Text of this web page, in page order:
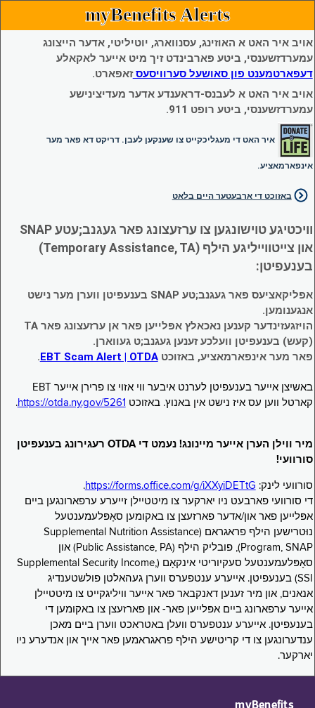
myBenefits Alerts
אויב איר האט א האוזינג, עסנווארג, יוטיליטי, אדער הייצונג
עמערדזשענסי, ביטע פארבינדט זיך מיט אייער לאקאלע
דעפארטמענט פון סאושעל סערוויסעסזאפארט.
אויב איר האט א לעבנס-דראענדע אדער מעדיצינישע
עמערדזשענסי, ביטע רופט 911.
איר האט די מעגליכקייט צו שענקען לעבן. דריקט דא פאר מער
אינפארמאציע.
באזוכט די ארבעטער היים בלאט
וויכטיגע טוישונגען צו ערזעצונג פאר געגנב;עטע SNAP
און צייטווייליגע הילף (Temporary Assistance, TA)
בענעפיטן:
אפליקאציעס פאר געגנב;טע SNAP בענעפיטן ווערן מער נישט
אנגענומען.
הויזגעזינדער קענען נאכאלץ אפּלייען פאר אן ערזעצונג פאר TA
(קעש) בענעפיטן וועלכע זענען געגנב;ט געווארן.
פאר מער אינפארמאציע, באזוכטEBT Scam Alert | OTDA
.
באשיצן אייער בענעפיטן לערנט איבער ווי אזוי צו פרירן אייער EBT
קארטל ווען עס איז נישט אין באנוץ. באזוכט https://otda.ny.gov/5261
.
מיר ווילן הערן אייער מיינונג! נעמט די OTDA רעגירונג בענעפיטן
סורוועי!
סורוועי לינק: https://forms.office.com/g/iXXyiDETtG
.
די סורוועי פארבעט ניו יארקער צו מיטטיילן זייערע ערפארונגען ביים
אפּלייען פאר און/אדער פארזעצן צו באקומען סאָפּלעמענטעל
נוּטרישען הילף פראגראם (Supplemental Nutrition Assistance
Program, SNAP), פובליק הילף (Public Assistance, PA) און
סאָפּלעמענטעל סעקיוריטי אינקאָם (Supplemental Security Income,
SSI) בענעפיטן. אייערע ענטפערס ווערן געהאלטן פולשטענדיג
אנאנים, און מיר זענען דאנקבאר פאר אייער וויליגקייט צו מיטטיילן
אייער ערפארונג ביים אפּלייען פאר- און פארזעצן צו באקומען די
בענעפיטן. אייערע ענטפערס וועלן באטראכט ווערן ביים מאכן
ענדערונגען צו די קריטישע הילף פראגראמען פאר אייך און אנדערע ניו
יארקער.
myBenefits